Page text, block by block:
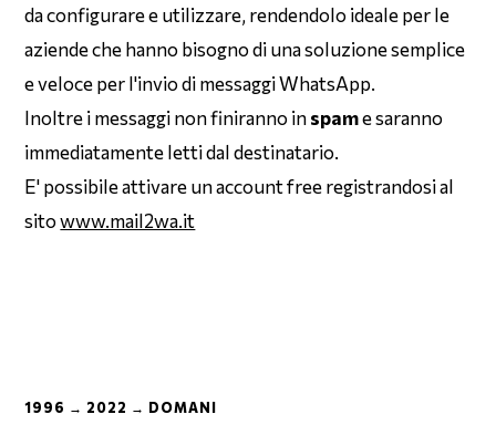
da configurare e utilizzare, rendendolo ideale per le
aziende che hanno bisogno di una soluzione semplice
e veloce per l'invio di messaggi WhatsApp.
Inoltre i messaggi non finiranno inspame saranno
immediatamente letti dal destinatario.
E' possibile attivare un account free registrandosi al
sitowww.mail2wa.it
1996 → 2022 → DOMANI